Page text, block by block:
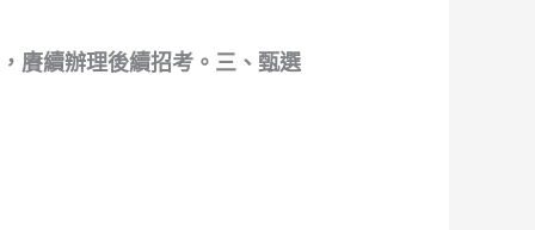
賡續辦理後續招考。三、甄選